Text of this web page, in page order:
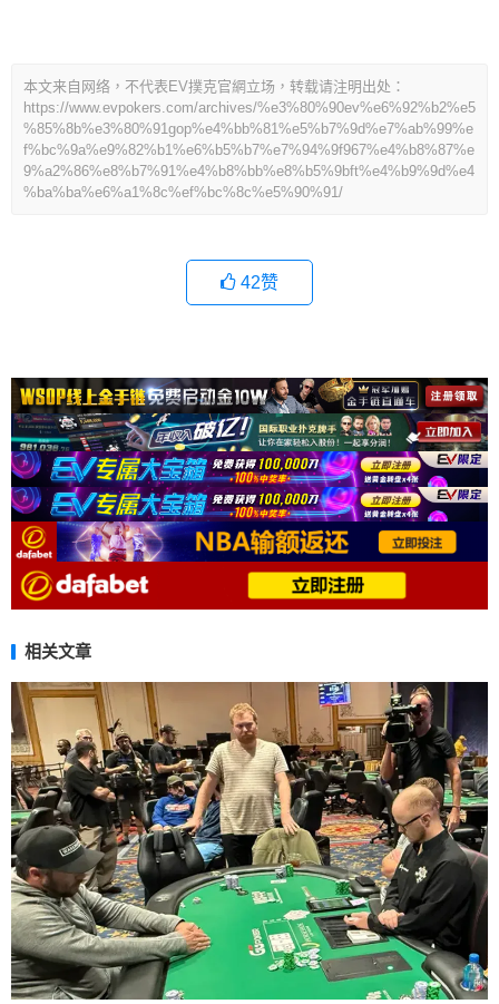
本文来自网络，不代表EV撲克官網立场，转载请注明出处：
https://www.evpokers.com/archives/%e3%80%90ev%e6%92%b2%e5
%85%8b%e3%80%91gop%e4%bb%81%e5%b7%9d%e7%ab%99%e
f%bc%9a%e9%82%b1%e6%b5%b7%e7%94%9f967%e4%b8%87%e
9%a2%86%e8%b7%91%e4%b8%bb%e8%b5%9bft%e4%b9%9d%e4
%ba%ba%e6%a1%8c%ef%bc%8c%e5%90%91/
42赞
相关文章